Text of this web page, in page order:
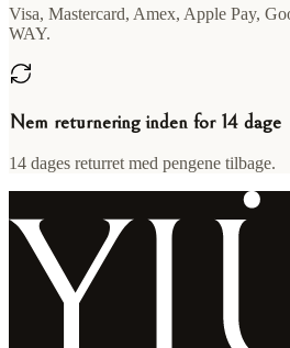
Visa, Mastercard, Amex, Apple Pay,
WAY.
Nem returnering inden for 14 dage
14 dages returret med pengene tilbage.